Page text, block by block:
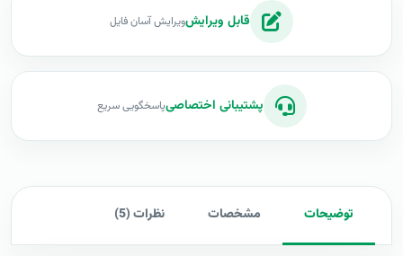
قابل ویرایشویرایش آسان فایل
پشتیبانی اختصاصیپاسخگویی سریع
توضیحات مشخصات نظرات (5)